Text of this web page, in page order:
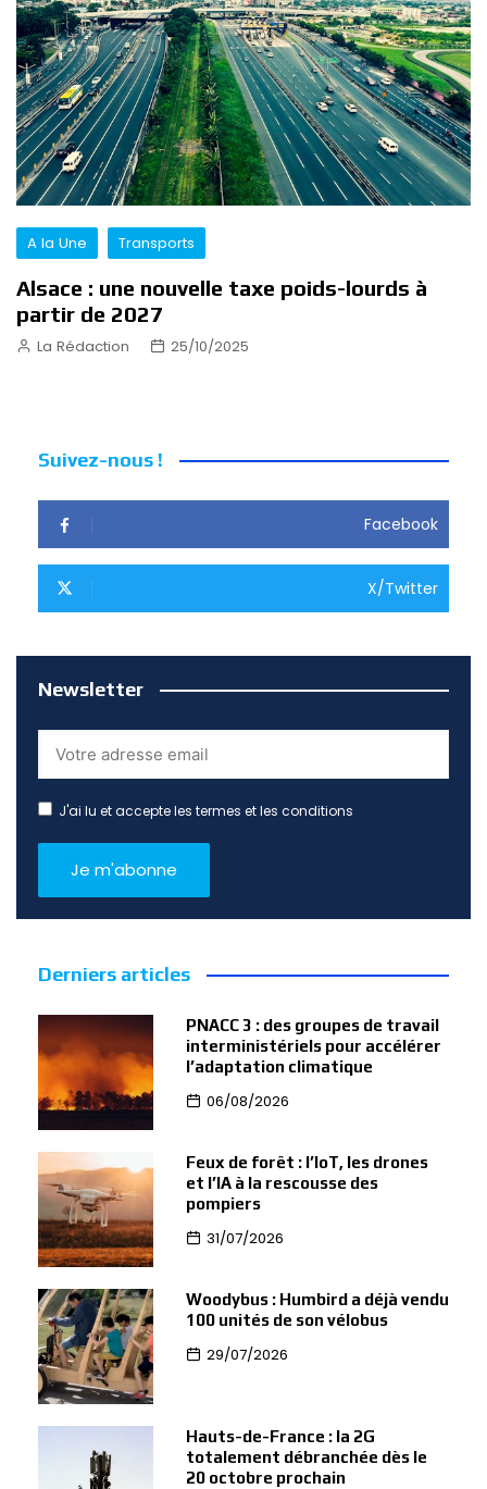
A la Une Transports
Alsace : une nouvelle taxe poids-lourds à
partir de 2027
La Rédaction 25/10/2025
Suivez-nous !
Facebook
X/Twitter
Newsletter
J'ai lu et accepte les termes et les conditions
Derniers articles
PNACC 3 : des groupes de travail
interministériels pour accélérer
l’adaptation climatique
06/08/2026
Feux de forêt : l’IoT, les drones
et l’IA à la rescousse des
pompiers
31/07/2026
Woodybus : Humbird a déjà vendu
100 unités de son vélobus
29/07/2026
Hauts-de-France : la 2G
totalement débranchée dès le
20 octobre prochain